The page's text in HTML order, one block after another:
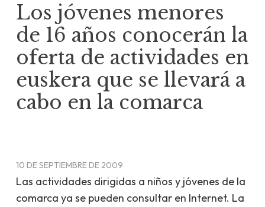
Los jóvenes menores
de 16 años conocerán la
oferta de actividades en
euskera que se llevará a
cabo en la comarca
10 DE SEPTIEMBRE DE 2009
Las actividades dirigidas a niños y jóvenes de la
comarca ya se pueden consultar en Internet. La